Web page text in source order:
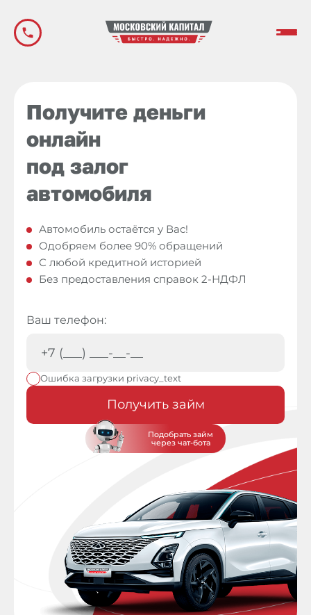
Получите деньги
онлайн
под залог
автомобиля
Автомобиль остаётся у Вас!
Одобряем более 90% обращений
С любой кредитной историей
Без предоставления справок 2-НДФЛ
Ваш телефон:
Получить займ
Ошибка загрузки privacy_text
Подобрать займ
через чат-бота